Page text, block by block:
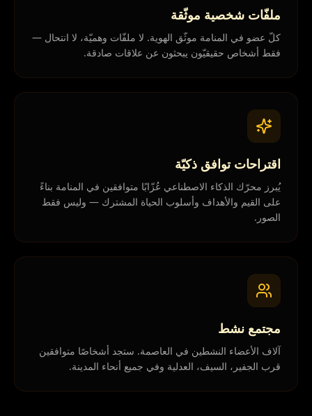
ملفّات شخصية موثّقة
كلّ عضو في المنامة موثّق الهوية. لا ملفّات وهميّة، لا انتحال —
فقط أشخاص حقيقيّون يبحثون عن علاقات صادقة.
اقتراحات توافق ذكيّة
يُبرز محرّك الذكاء الاصطناعي عُزّابًا متوافقين في المنامة بناءً
على القيم والأهداف وأسلوب الحياة المشترك — وليس فقط
الصور.
مجتمع نشط
آلاف الأعضاء النشطين في العاصمة. ستجد أشخاصًا متوافقين
قرب الجفير، السيف، العدلية وفي جميع أنحاء المدينة.